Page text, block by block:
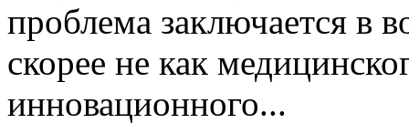
проблема заключается в
скорее не как
инновационного...